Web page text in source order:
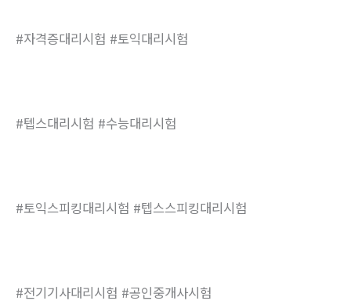
#자격증대리시험 #토익대리시험
#텝스대리시험 #수능대리시험
#토익스피킹대리시험 #텝스스피킹대리시험
#전기기사대리시험 #공인중개사시험